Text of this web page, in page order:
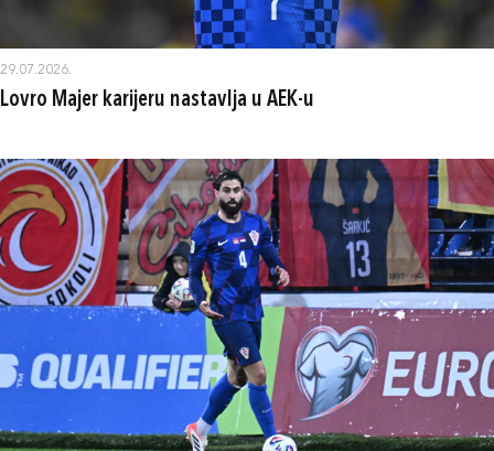
29.07.2026.
Lovro Majer karijeru nastavlja u AEK-u